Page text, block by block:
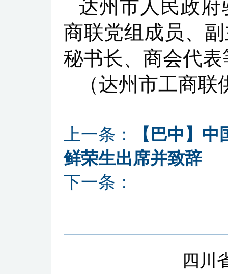
达州市人民政
商联党组成员、
秘书长、商会代
（达州市工商联
上一条：
【巴中】
鲜荣生出席并致辞
下一条：
四川